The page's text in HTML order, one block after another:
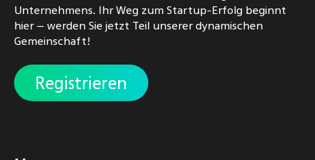
Unternehmens. Ihr Weg zum Startup-Erfolg beginnt
hier – werden Sie jetzt Teil unserer dynamischen
Gemeinschaft!
Registrieren